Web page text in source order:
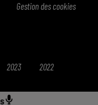
Gestion des cookies
2023 2022